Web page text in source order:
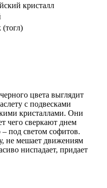
кристалл
(тогл)
цвета выглядит
с подвесками
кристаллами. Они
чего сверкают днем
под светом софитов.
не мешает движениям
ниспадает, придает